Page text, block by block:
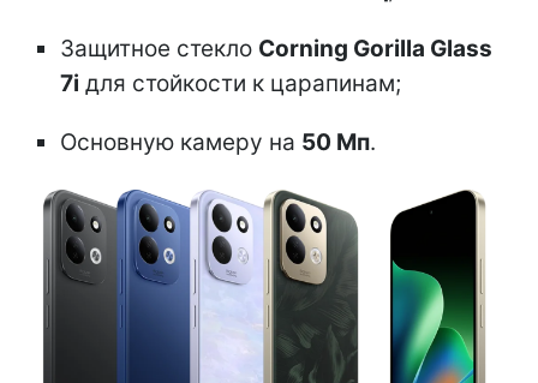
Защитное стекло Corning Gorilla Glass
7i для стойкости к царапинам;
Основную камеру на 50 Мп.